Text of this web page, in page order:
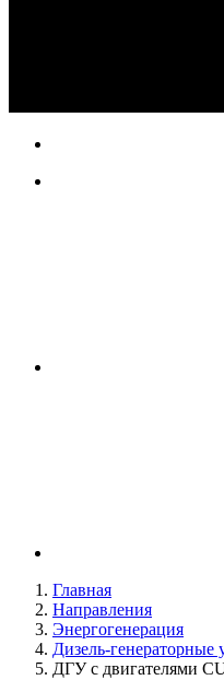
Главная
Направления
Энергогенерация
Дизель-
ДГУ с двигателями